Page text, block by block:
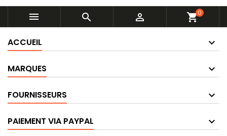
   shopping_cart0
ACCUEIL
MARQUES
FOURNISSEURS
PAIEMENT VIA PAYPAL